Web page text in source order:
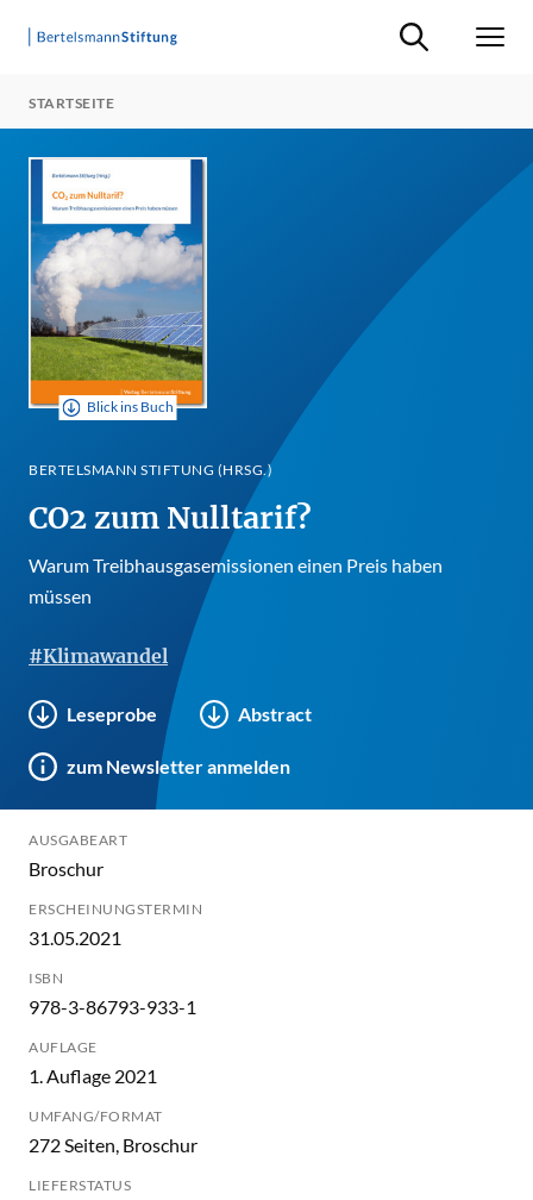
Suche ein-/
STARTSEITE
Blick ins Buch
BERTELSMANN STIFTUNG (HRSG.)
CO2 zum Nulltarif?
Warum Treibhausgasemissionen einen Preis haben
müssen
#Klimawandel
Leseprobe Abstract
zum Newsletter anmelden
AUSGABEART
Broschur
ERSCHEINUNGSTERMIN
31.05.2021
ISBN
978-3-86793-933-1
AUFLAGE
1. Auflage 2021
UMFANG/FORMAT
272 Seiten, Broschur
LIEFERSTATUS